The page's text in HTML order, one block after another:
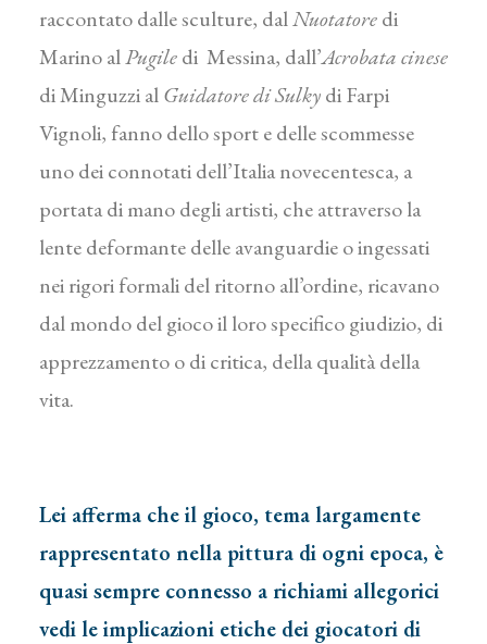
raccontato dalle sculture, dalNuotatoredi
Marino alPugiledi Messina, dall’Acrobata cinese
di Minguzzi alGuidatore di Sulkydi Farpi
Vignoli, fanno dello sport e delle scommesse
uno dei connotati dell’Italia novecentesca, a
portata di mano degli artisti, che attraverso la
lente deformante delle avanguardie o ingessati
nei rigori formali del ritorno all’ordine, ricavano
dal mondo del gioco il loro specifico giudizio, di
apprezzamento o di critica, della qualità della
vita.
Lei afferma che il gioco, tema largamente
rappresentato nella pittura di ogni epoca, è
quasi sempre connesso a richiami allegorici
vedi le implicazioni etiche dei giocatori di